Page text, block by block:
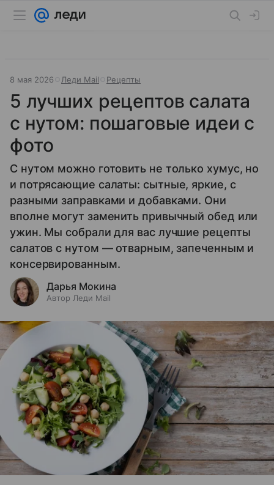
8 мая 2026 Леди Mail Рецепты
5 лучших рецептов салата
с нутом: пошаговые идеи с
фото
С нутом можно готовить не только хумус, но
и потрясающие салаты: сытные, яркие, с
разными заправками и добавками. Они
вполне могут заменить привычный обед или
ужин. Мы собрали для вас лучшие рецепты
салатов с нутом — отварным, запеченным и
консервированным.
Дарья Мокина
Автор Леди Mail